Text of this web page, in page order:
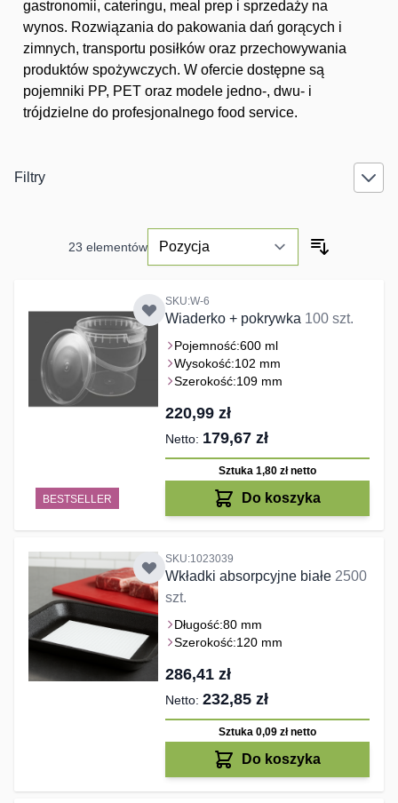
gastronomii, cateringu, meal prep i sprzedaży na
wynos. Rozwiązania do pakowania dań gorących i
zimnych, transportu posiłków oraz przechowywania
produktów spożywczych. W ofercie dostępne są
pojemniki PP, PET oraz modele jedno-, dwu- i
trójdzielne do profesjonalnego food service.
Filtry
23 elementów
BESTSELLER
SKU:W-6
Wiaderko + pokrywka 100 szt.
Pojemność:600 ml
Wysokość:102 mm
Szerokość:109 mm
220,99 zł
179,67 zł
Sztuka 1,80 złnetto
Do koszyka
SKU:1023039
Wkładki absorpcyjne białe 2500
szt.
Długość:80 mm
Szerokość:120 mm
286,41 zł
232,85 zł
Sztuka 0,09 złnetto
Do koszyka